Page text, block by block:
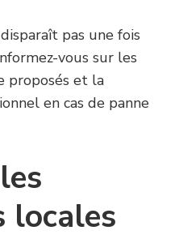
pas une fois
vous sur les
proposés et la
en cas de panne
locales